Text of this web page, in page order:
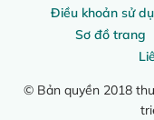
Điều khoản sử
Sơ đồ trang
© Bản quyền 2018